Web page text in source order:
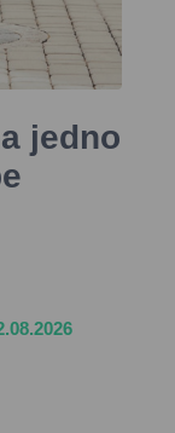
jedno